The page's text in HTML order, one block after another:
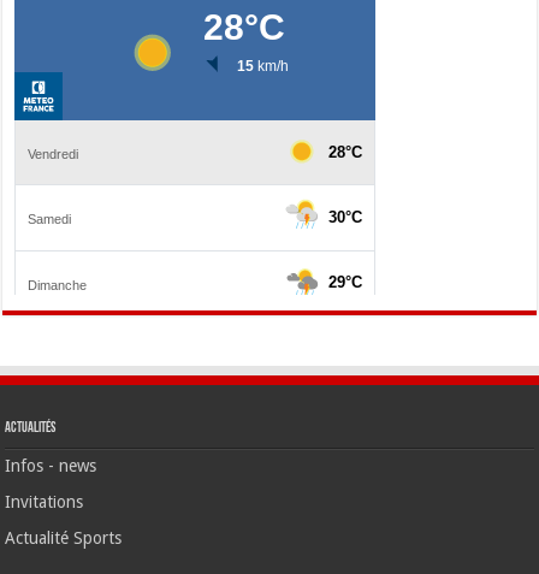
Actualités
Infos - news
Invitations
Actualité Sports